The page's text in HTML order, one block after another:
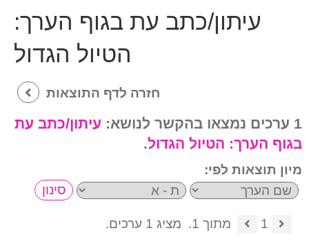
עיתון/כתב עת בגוף הערך:
הטיול הגדול
חזרה לדף התוצאות
1 ערכים נמצאו בהקשר לנושא:
עיתון/כתב עת
בגוף הערך: הטיול הגדול.
מיון תוצאות לפי:
1 מתוך 1.
מציג 1 ערכים.